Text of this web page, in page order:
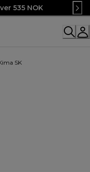
535 NOK
SK